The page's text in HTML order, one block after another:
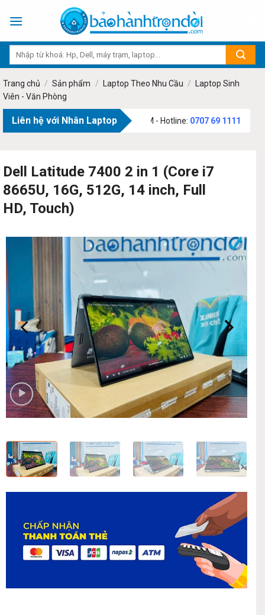
Trang chủ / Sản phẩm / Laptop Theo Nhu Cầu /
Laptop Sinh
Viên - Văn Phòng
Liên hệ với Nhân Laptop
Văn Bạch, Phường Tân Sơn, TP.HCM - Hotline:0707 69 1111
Dell Latitude 7400 2 in 1 (Core i7
8665U, 16G, 512G, 14 inch, Full
HD, Touch)